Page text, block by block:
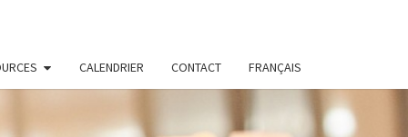
CALENDRIER CONTACT FRANÇAIS